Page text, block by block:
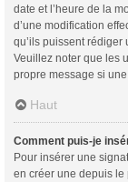
date et l’heure de la
d’une modification
qu’ils puissent
Veuillez noter que les
propre message si
Haut
Comment puis-je
Pour insérer une
en créer une depuis le